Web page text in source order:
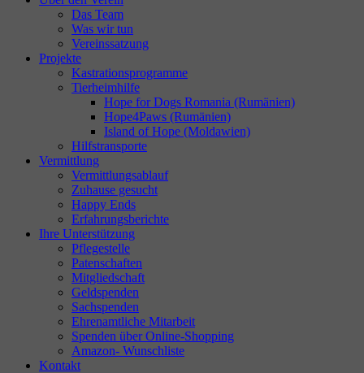
Das Team
Was wir tun
Vereinssatzung
Projekte
Kastrationsprogramme
Tierheimhilfe
Hope for Dogs Romania (Rumänien)
Hope4Paws (Rumänien)
Island of Hope (Moldawien)
Hilfstransporte
Vermittlung
Vermittlungsablauf
Zuhause gesucht
Happy Ends
Erfahrungsberichte
Ihre Unterstützung
Pflegestelle
Patenschaften
Mitgliedschaft
Geldspenden
Sachspenden
Ehrenamtliche Mitarbeit
Spenden über Online-Shopping
Amazon- Wunschliste
Kontakt